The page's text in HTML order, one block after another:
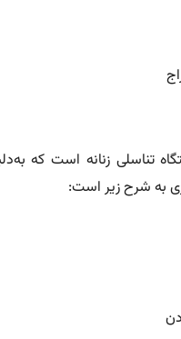
تناسلی زنانه است که
به شرح زیر است: